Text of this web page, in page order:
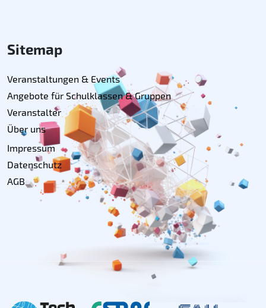
Sitemap
Veranstaltungen & Events
Angebote für Schulklassen & Gruppen
Veranstalter
Über uns
Impressum
Datenschutz
AGB